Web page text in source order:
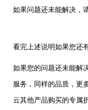
如果问题还未能解决，
看完上述说明如果您还
如果您的问题还未能解
服务，同样的品质，更
云其他产品购买的专属